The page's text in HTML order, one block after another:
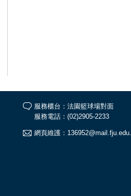
服務櫃台：法園籃球場對面
服務電話：(02)2905-2233
網頁維護：